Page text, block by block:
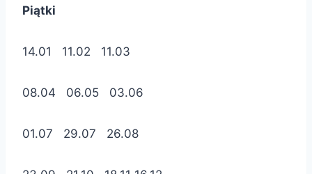
Piątki
14.01 11.02 11.03
08.04 06.05 03.06
01.07 29.07 26.08